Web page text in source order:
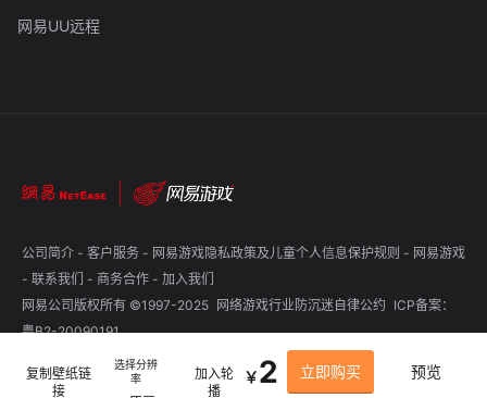
复制壁纸链
接
选择分辨
率
加入轮
播
￥2 立即购买 预览
网易UU远程
公司简介 - 客户服务 - 网易游戏隐私政策及儿童个人信息保护规则 - 网易游戏
- 联系我们 - 商务合作 - 加入我们
网易公司版权所有 ©1997-2025 网络游戏行业防沉迷自律公约 ICP备案：
粤B2-20090191